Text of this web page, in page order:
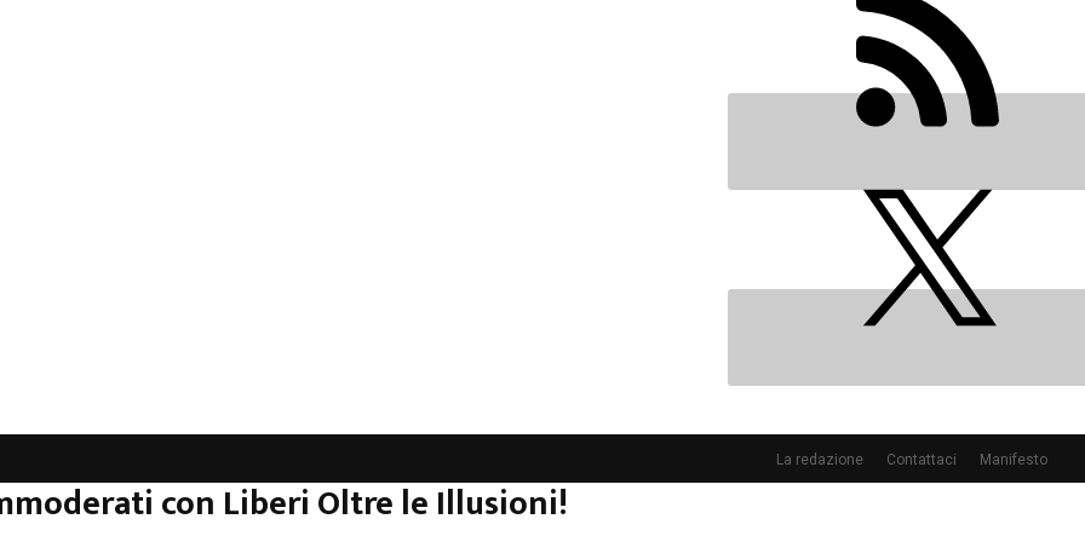
La redazione Contattaci Manifesto
con Liberi Oltre le Illusioni!